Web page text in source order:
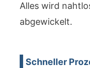
Alles wird
abgewickelt.
Schneller